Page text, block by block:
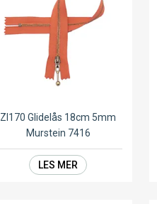
ZI170 Glidelås 18cm 5mm
Murstein 7416
LES MER